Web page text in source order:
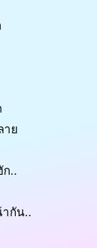
าย
ก..
กัน..